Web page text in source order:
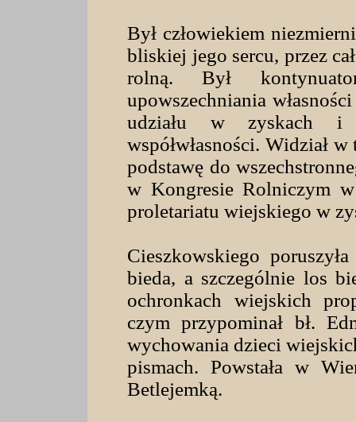
Był człowiekiem
bliskiej jego sercu, przez
rolną. Był
upowszechniania
udziału w zyskach i
współwłasności. Widział
podstawę do
w Kongresie Rolniczym
proletariatu wiejskiego w
Cieszkowskiego
bieda, a szczególnie los
ochronkach wiejskich
czym przypominał bł.
wychowania dzieci
pismach. Powstała w
Betlejemką.